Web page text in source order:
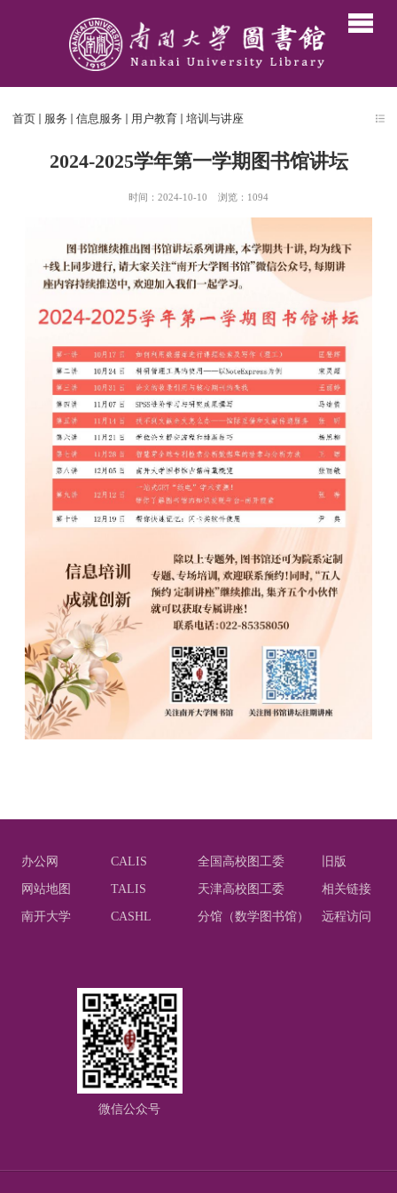
首页 服务 信息服务 用户教育 培训与讲座
2024-2025学年第一学期图书馆讲坛
时间：2024-10-10 浏览： 1094
办公网 CALIS 全国高校图工委 旧版
网站地图 TALIS 天津高校图工委 相关链接
南开大学 CASHL 分馆（数学图书馆） 远程访问
微信公众号